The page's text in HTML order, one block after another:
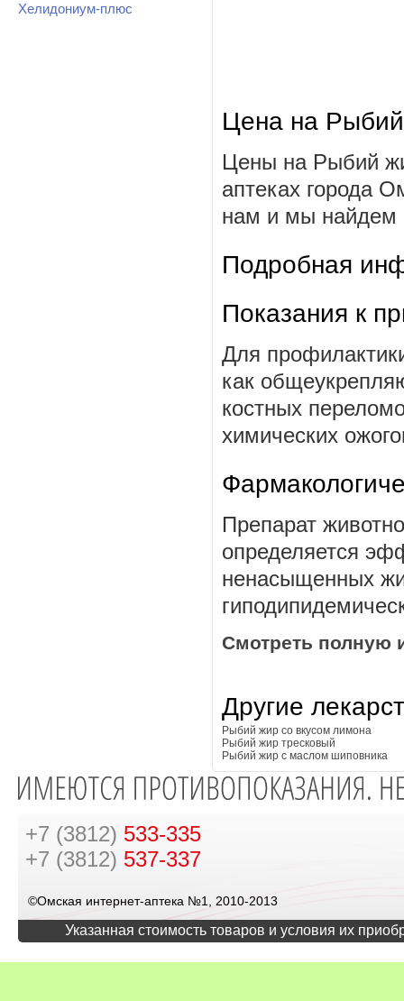
Хелидониум-плюс
Цена на
Цены на Рыбий
аптеках города
нам и мы найдем
Подробная
Показания к
Для
как
костных
химических
Препарат
определяется
ненасыщенных
Смотреть полную
Другие
Рыбий жир со вкусом лимона
Рыбий жир тресковый
Рыбий жир с маслом шиповника
+7 (3812) 533-335
+7 (3812) 537-337
©Омская интернет-аптека №1, 2010-2013
Указанная стоимость товаров и условия их